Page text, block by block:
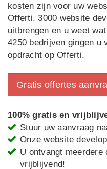
kosten zijn voor uw
Offerti. 3000 website
uitbrengen en u weet
4250 bedrijven gingen u
opdracht op Offerti.
Gratis offertes
100% gratis en
Stuur uw aanvraag
Onze website
U ontvangt
vrijblijvend!